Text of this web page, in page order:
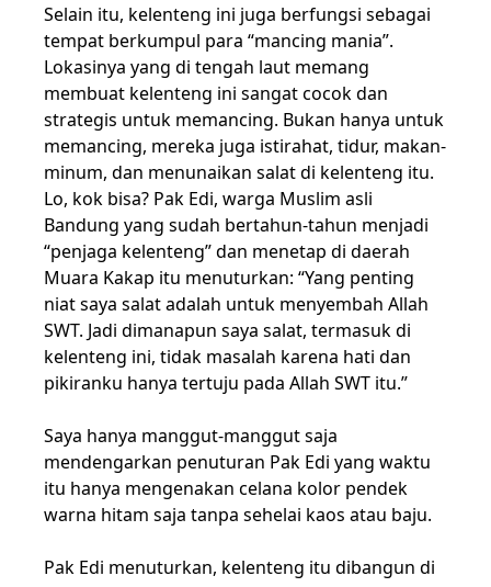
Selain itu, kelenteng ini juga berfungsi sebagai
tempat berkumpul para “mancing mania”.
Lokasinya yang di tengah laut memang
membuat kelenteng ini sangat cocok dan
strategis untuk memancing. Bukan hanya untuk
memancing, mereka juga istirahat, tidur, makan-
minum, dan menunaikan salat di kelenteng itu.
Lo, kok bisa? Pak Edi, warga Muslim asli
Bandung yang sudah bertahun-tahun menjadi
“penjaga kelenteng” dan menetap di daerah
Muara Kakap itu menuturkan: “Yang penting
niat saya salat adalah untuk menyembah Allah
SWT. Jadi dimanapun saya salat, termasuk di
kelenteng ini, tidak masalah karena hati dan
pikiranku hanya tertuju pada Allah SWT itu.”
Saya hanya manggut-manggut saja
mendengarkan penuturan Pak Edi yang waktu
itu hanya mengenakan celana kolor pendek
warna hitam saja tanpa sehelai kaos atau baju.
Pak Edi menuturkan, kelenteng itu dibangun di